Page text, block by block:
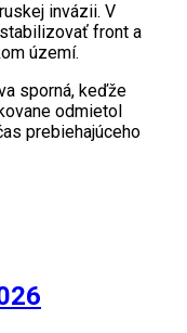
invázii. V
front a
území.
sporná, keďže
odmietol
prebiehajúceho